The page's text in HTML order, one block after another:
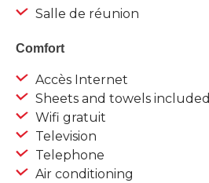
Salle de réunion
Comfort
Accès Internet
Sheets and towels included
Wifi gratuit
Television
Telephone
Air conditioning